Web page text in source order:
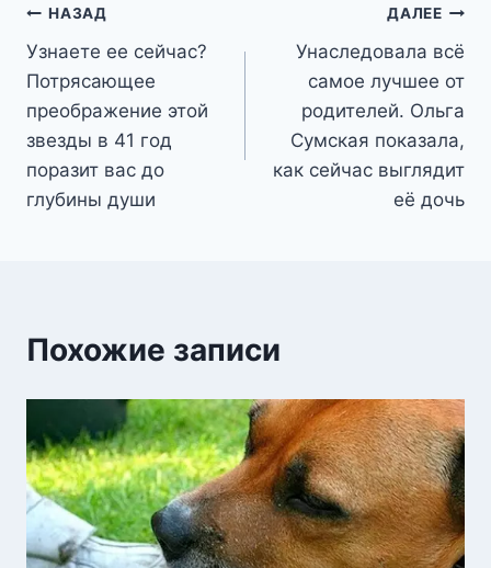
Навигация
по
записям
НАЗАД
Узнаете ее сейчас?
Потрясающее
преображение этой
звезды в 41 год
поразит вас до
глубины души
ДАЛЕЕ
Унаследовала всё
самое лучшее от
родителей. Ольга
Сумская показала,
как сейчас выглядит
её дочь
Похожие записи